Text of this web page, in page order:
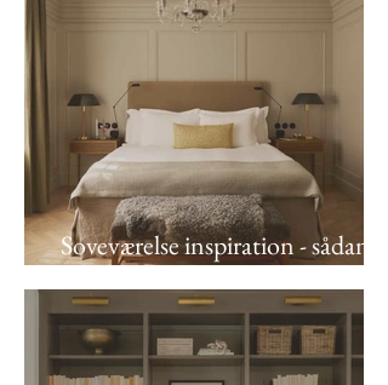
Soveværelse inspiration - sådan
skaber du dit personlige helle